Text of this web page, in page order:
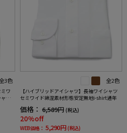
全3色
ワ
ツi-
全2色
【ハイブリッドアイシャツ】長袖ワイシャツ
セミワイド綿混素材形態安定無地i-shirt通年
価格： 6,589円 (税込)
20%off
WEB価格： 5,290円 (税込)